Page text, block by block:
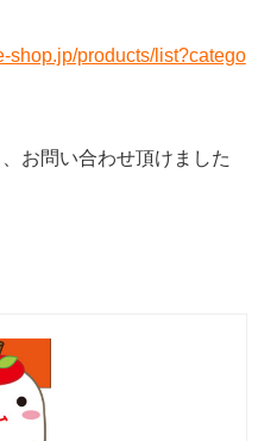
shop.jp/products/list?catego
お問い合わせ頂けました